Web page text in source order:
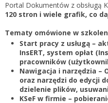
Nie masz konta
Zarejestruj
Portal Dokumentów z obsługą
120 stron i wiele grafik, co
Tematy omówione w
Start pracy z usługą –
InsERT, system opłat
pracowników
Nawigacja i narzędzia
oraz narzędzi do edycji
dzielenie plików,
KSeF w firmie –